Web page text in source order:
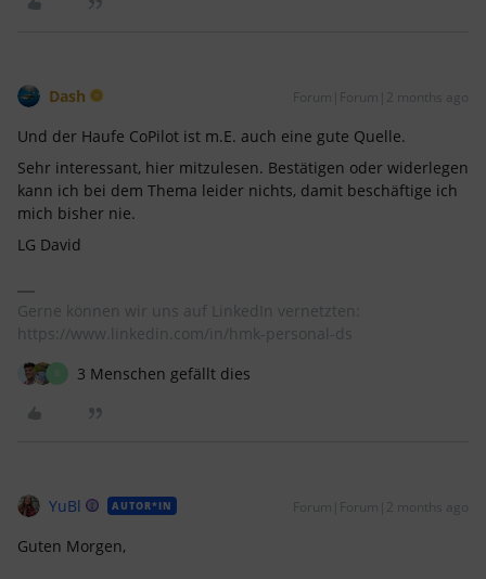
Dash Forum|Forum|2 months ago
Und der Haufe CoPilot ist m.E. auch eine gute Quelle.
Sehr interessant, hier mitzulesen. Bestätigen oder widerlegen
kann ich bei dem Thema leider nichts, damit beschäftige ich
mich bisher nie.
LG David
Gerne können wir uns auf LinkedIn vernetzten:
https://www.linkedin.com/in/hmk-personal-ds
3 Menschen gefällt dies
YuBl AUTOR*IN Forum|Forum|2 months ago
Guten Morgen,